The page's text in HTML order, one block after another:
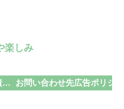
楽しみ
プライバシーポリシー・免責事項 お問い合わせ先広告ポリシー